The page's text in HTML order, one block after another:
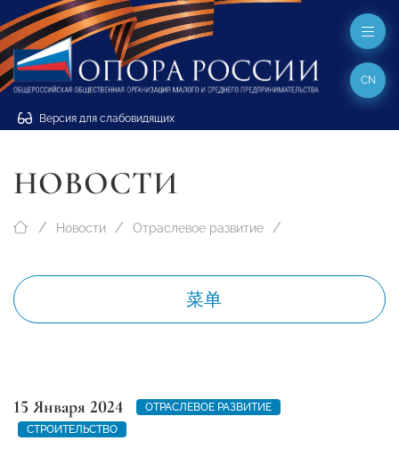
Версия для слабовидящих
CN
НОВОСТИ
Новости Отраслевое развитие
菜单
15 Января 2024
ОТРАСЛЕВОЕ РАЗВИТИЕ
СТРОИТЕЛЬСТВО